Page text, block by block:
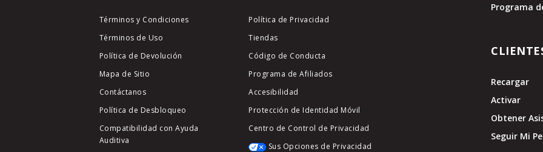
Términos y Condiciones
Términos de Uso
Política de Devolución
Mapa de Sitio
Contáctanos
Política de Desbloqueo
Compatibilidad con Ayuda
Auditiva
Política de Privacidad
Tiendas
Código de Conducta
Programa de Afiliados
Accesibilidad
Protección de Identidad Móvil
Centro de Control de Privacidad
Sus Opciones de Privacidad
Programa
Recargar
Activar
Obtener
Seguir Mi